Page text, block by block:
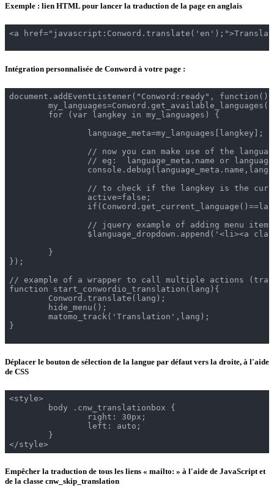
Exemple : lien HTML pour lancer la traduction de la page en anglais
<a
Intégration personnalisée de Conword à votre page :
document.addEventListener("Conword:ready", function(){
});
// example of a wrapper to call multiple actions
function start_conwordio_translation(lang){
}
Déplacer le bouton de sélection de la langue par défaut vers la droite, à l'aide
de CSS
<style>
Empêcher la traduction de tous les liens « mailto: » à l'aide de JavaScript et
de la classe cnw_skip_translation